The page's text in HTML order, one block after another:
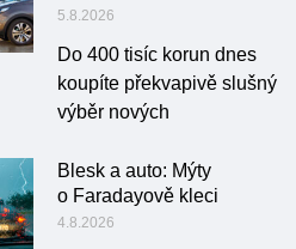
5.8.2026
Do 400 tisíc korun dnes
koupíte překvapivě slušný
výběr nových
Blesk a auto: Mýty
o Faradayově kleci
4.8.2026